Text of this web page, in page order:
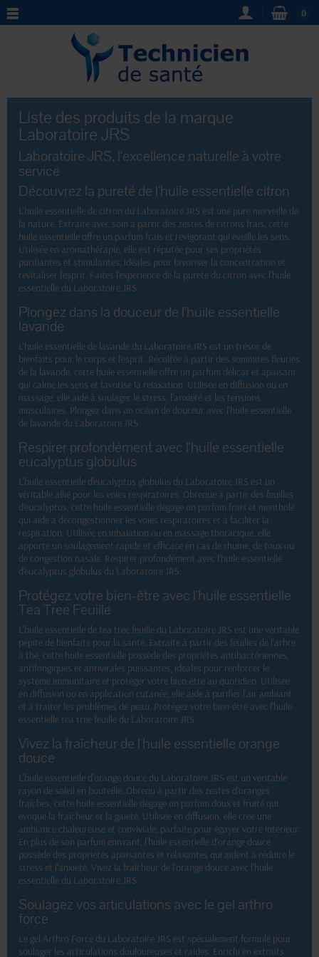
0
Liste des produits de la marque
Laboratoire JRS
Laboratoire JRS, l'excellence naturelle à votre
service
Découvrez la pureté de l'huile essentielle citron
L'huile essentielle de citron du Laboratoire JRS est une pure merveille de
la nature. Extraite avec soin à partir des zestes de citrons frais, cette
huile essentielle offre un parfum frais et revigorant qui éveille les sens.
Utilisée en aromathérapie, elle est réputée pour ses propriétés
purifiantes et stimulantes, idéales pour favoriser la concentration et
revitaliser l'esprit. Faites l'expérience de la pureté du citron avec l'huile
essentielle du Laboratoire JRS.
Plongez dans la douceur de l'huile essentielle
lavande
L'huile essentielle de lavande du Laboratoire JRS est un trésor de
bienfaits pour le corps et l'esprit. Récoltée à partir des sommités fleuries
de la lavande, cette huile essentielle offre un parfum délicat et apaisant
qui calme les sens et favorise la relaxation. Utilisée en diffusion ou en
massage, elle aide à soulager le stress, l'anxiété et les tensions
musculaires. Plongez dans un océan de douceur avec l'huile essentielle
de lavande du Laboratoire JRS.
Respirer profondément avec l'huile essentielle
eucalyptus globulus
L'huile essentielle d'eucalyptus globulus du Laboratoire JRS est un
véritable allié pour les voies respiratoires. Obtenue à partir des feuilles
d'eucalyptus, cette huile essentielle dégage un parfum frais et mentholé
qui aide à décongestionner les voies respiratoires et à faciliter la
respiration. Utilisée en inhalation ou en massage thoracique, elle
apporte un soulagement rapide et efficace en cas de rhume, de toux ou
de congestion nasale. Respirer profondément avec l'huile essentielle
d'eucalyptus globulus du Laboratoire JRS.
Protégez votre bien-être avec l'huile essentielle
Tea Tree Feuille
L'huile essentielle de tea tree feuille du Laboratoire JRS est une véritable
pépite de bienfaits pour la santé. Extraite à partir des feuilles de l'arbre
à thé, cette huile essentielle possède des propriétés antibactériennes,
antifongiques et antivirales puissantes, idéales pour renforcer le
système immunitaire et protéger votre bien-être au quotidien. Utilisée
en diffusion ou en application cutanée, elle aide à purifier l'air ambiant
et à traiter les problèmes de peau. Protégez votre bien-être avec l'huile
essentielle tea tree feuille du Laboratoire JRS.
Vivez la fraîcheur de l'huile essentielle orange
douce
L'huile essentielle d'orange douce du Laboratoire JRS est un véritable
rayon de soleil en bouteille. Obtenu à partir des zestes d'oranges
fraîches, cette huile essentielle dégage un parfum doux et fruité qui
évoque la fraîcheur et la gaieté. Utilisée en diffusion, elle crée une
ambiance chaleureuse et conviviale, parfaite pour égayer votre intérieur.
En plus de son parfum enivrant, l'huile essentielle d'orange douce
possède des propriétés apaisantes et relaxantes qui aident à réduire le
stress et l'anxiété. Vivez la fraîcheur de l'orange douce avec l'huile
essentielle du Laboratoire JRS.
Soulagez vos articulations avec le gel arthro
force
Le gel Arthro Force du Laboratoire JRS est spécialement formulé pour
soulager les articulations douloureuses et raides. Enrichi en extraits